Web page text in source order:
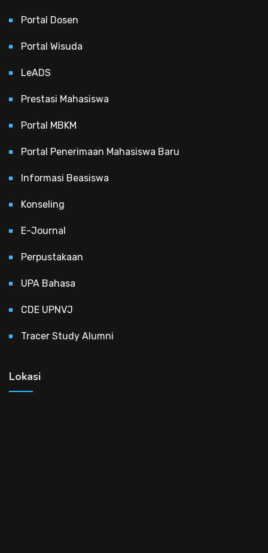
Portal Dosen
Portal Wisuda
LeADS
Prestasi Mahasiswa
Portal MBKM
Portal Penerimaan Mahasiswa Baru
Informasi Beasiswa
Konseling
E-Journal
Perpustakaan
UPA Bahasa
CDE UPNVJ
Tracer Study Alumni
Lokasi